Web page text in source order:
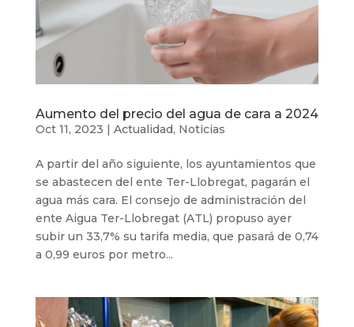
Aumento del precio del agua de cara a 2024
Oct 11, 2023 Actualidad, Noticias
A partir del año siguiente, los ayuntamientos que
se abastecen del ente Ter-Llobregat, pagarán el
agua más cara. El consejo de administración del
ente Aigua Ter-Llobregat (ATL) propuso ayer
subir un 33,7% su tarifa media, que pasará de 0,74
a 0,99 euros por metro...